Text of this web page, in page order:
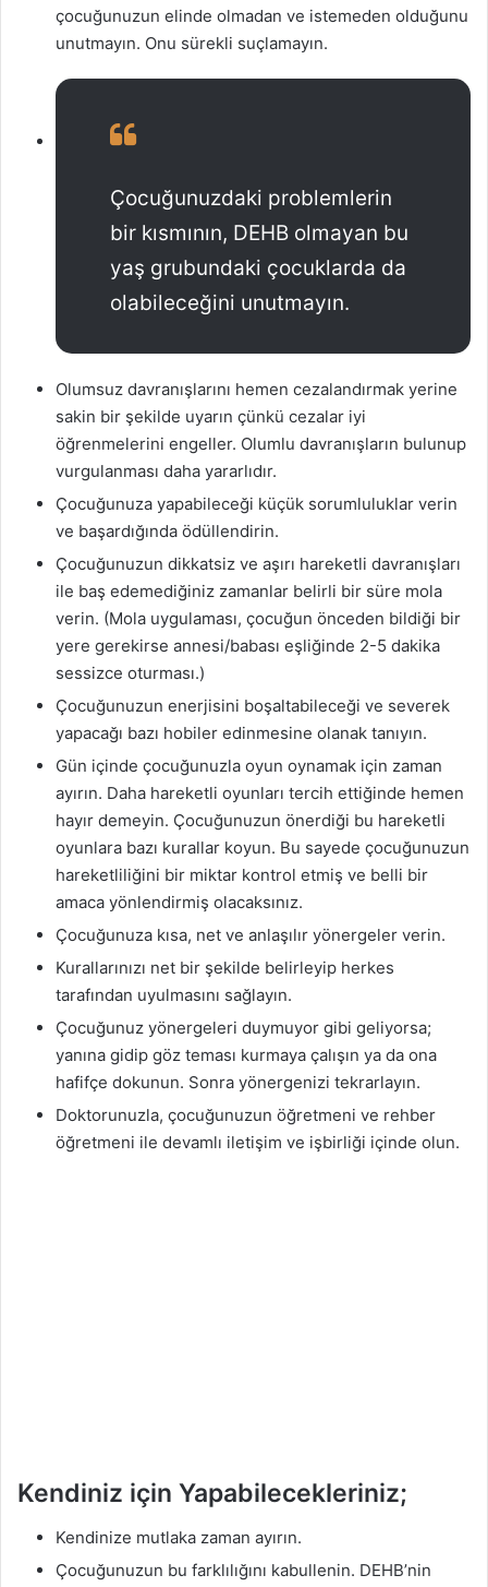
çocuğunuzun elinde olmadan ve istemeden olduğunu
unutmayın. Onu sürekli suçlamayın.
Çocuğunuzdaki problemlerin
bir kısmının, DEHB olmayan bu
yaş grubundaki çocuklarda da
olabileceğini unutmayın.
Olumsuz davranışlarını hemen cezalandırmak yerine
sakin bir şekilde uyarın çünkü cezalar iyi
öğrenmelerini engeller. Olumlu davranışların bulunup
vurgulanması daha yararlıdır.
Çocuğunuza yapabileceği küçük sorumluluklar verin
ve başardığında ödüllendirin.
Çocuğunuzun dikkatsiz ve aşırı hareketli davranışları
ile baş edemediğiniz zamanlar belirli bir süre mola
verin. (Mola uygulaması, çocuğun önceden bildiği bir
yere gerekirse annesi/babası eşliğinde 2-5 dakika
sessizce oturması.)
Çocuğunuzun enerjisini boşaltabileceği ve severek
yapacağı bazı hobiler edinmesine olanak tanıyın.
Gün içinde çocuğunuzla oyun oynamak için zaman
ayırın. Daha hareketli oyunları tercih ettiğinde hemen
hayır demeyin. Çocuğunuzun önerdiği bu hareketli
oyunlara bazı kurallar koyun. Bu sayede çocuğunuzun
hareketliliğini bir miktar kontrol etmiş ve belli bir
amaca yönlendirmiş olacaksınız.
Çocuğunuza kısa, net ve anlaşılır yönergeler verin.
Kurallarınızı net bir şekilde belirleyip herkes
tarafından uyulmasını sağlayın.
Çocuğunuz yönergeleri duymuyor gibi geliyorsa;
yanına gidip göz teması kurmaya çalışın ya da ona
hafifçe dokunun. Sonra yönergenizi tekrarlayın.
Doktorunuzla, çocuğunuzun öğretmeni ve rehber
öğretmeni ile devamlı iletişim ve işbirliği içinde olun.
Kendiniz için Yapabilecekleriniz;
Kendinize mutlaka zaman ayırın.
Çocuğunuzun bu farklılığını kabullenin. DEHB’nin